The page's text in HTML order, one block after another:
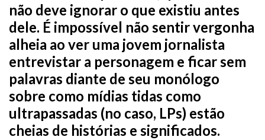
não deve ignorar o que existiu antes
dele. É impossível não sentir vergonha
alheia ao ver uma jovem jornalista
entrevistar a personagem e ficar sem
palavras diante de seu monólogo
sobre como mídias tidas como
ultrapassadas (no caso, LPs) estão
cheias de histórias e significados.